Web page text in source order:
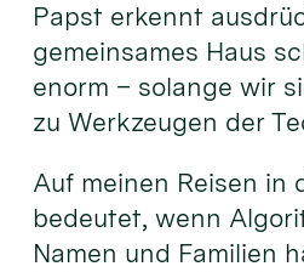
Papst erkennt
gemeinsames Haus
enorm – solange wir
zu Werkzeugen der
Auf meinen Reisen in
bedeutet, wenn
Namen und Familien